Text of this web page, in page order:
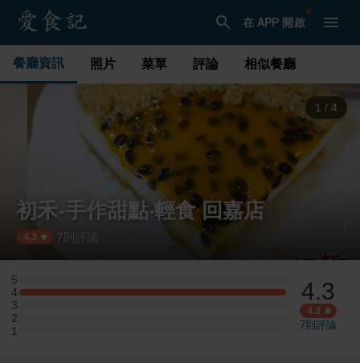
在 APP 開啟
餐廳資訊 照片 菜單 評論 相似餐廳
1 / 4
初禾-手作甜點‧輕食 回嘉店
4.3 7 則評論
5
5 星：0 則評論
4
4 星：3 則評論
3
3 星：0 則評論
2
2 星：0 則評論
1
1 星：0 則評論
4.3
4.3
7則評論